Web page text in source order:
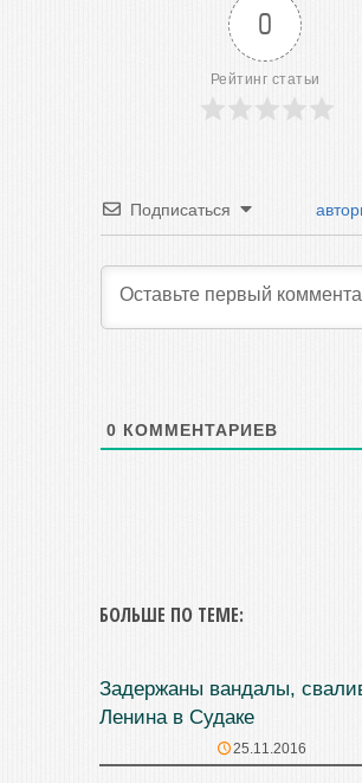
0
Рейтинг статьи
Подписаться
0 КОММЕНТАРИЕВ
БОЛЬШЕ ПО ТЕМЕ:
Задержаны вандалы,
Ленина в Судаке
25.11.2016